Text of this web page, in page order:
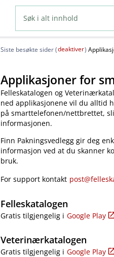
Siste besøkte sider (deaktiver)
Applikasjoner for
Felleskatalogen og
ned applikasjonene vil du alltid
på smarttelefonen​/​nettbrettet,
informasjonen.
Finn Pakningsvedlegg gir deg
informasjon ved at du skanner
bruk.
For support kontakt
Felleskatalogen
Gratis tilgjengelig i Google Play
Veterinærkatalogen
Gratis tilgjengelig i Google Play